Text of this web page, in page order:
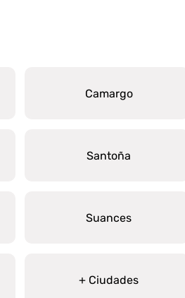
Camargo
Santoña
Suances
+ Ciudades